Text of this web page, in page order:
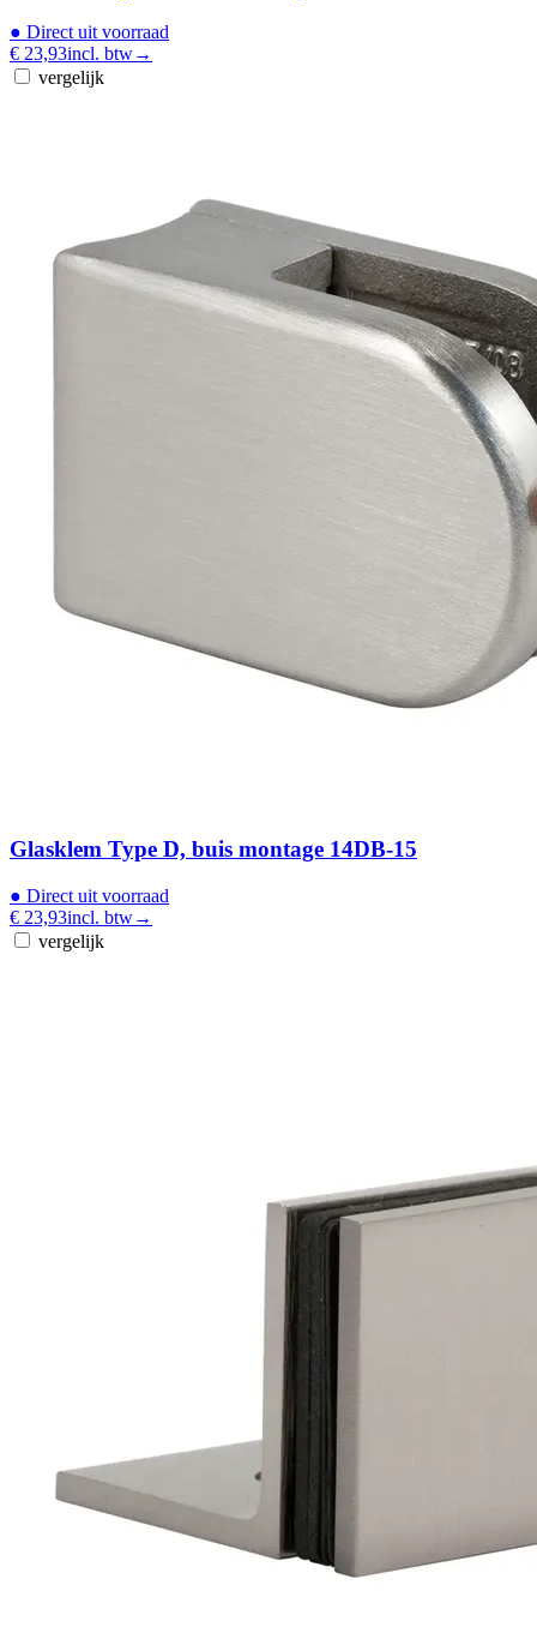
● Direct uit voorraad
€ 23,93incl. btw→
vergelijk
Glasklem Type D, buis montage 14DB-15
● Direct uit voorraad
€ 23,93incl. btw→
vergelijk